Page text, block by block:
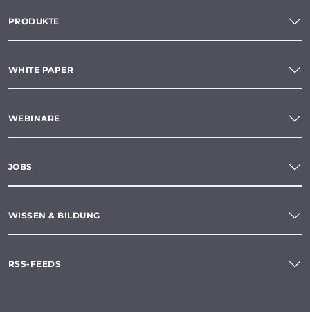
PRODUKTE
WHITE PAPER
WEBINARE
JOBS
WISSEN & BILDUNG
RSS-FEEDS